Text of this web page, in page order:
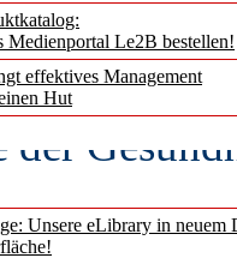
Medienportal Le2B bestellen!
effektives Management
Hut
Unsere eLibrary in neuem